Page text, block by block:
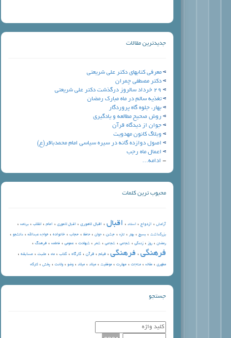
جدیدترین مقالات
معرفی کتابهای دکتر علی شریعتی
دکتر مصطفی چمران
29 خرداد سالروز درگذشت دکتر علی شریعتی
تغذیه سالم در ماه مبارک رمضان
بهار، جلوه گاه پروردگار
روش صحیح مطالعه و یادگیری
جوان از ديدگاه قرآن
وبلاگ کانون مهدویت
اصول دوازده گانه در سیره سیاسی امام محمدباقر(ع)
اعمال ماه رجب
- ادامه...
محبوب ترین کلمات
آرامش ، ازدواج ، استاد ، اقبال ، اقبال لاهوري ، اقبال لاهوری ، امام ، انقلاب ، برنامه ،
بزرگداشت ، بسیج ، بهار ، تازه ، جشن ، جوان ، حافظ ، حجاب ، خانواده ، خواجه عبدالله ، دانشجو ،
رمضان ، روز ، زندگي ، شجاعي ، شجاعی ، شعر ، شهادت ، عمومي ، فاطمه ، فرهنگ ،
فرهنگي ، فرهنگی ، فيلم ، قرآن ، كارگاه ، كتاب ، ماه ، مثبت ، مسابقه ،
مطهري ، مقاله ، مناجات ، مهارت ، موفقيت ، ميلاد ، میلاد ، وضو ، ولادت ، پخش ، کارگاه
جستجو